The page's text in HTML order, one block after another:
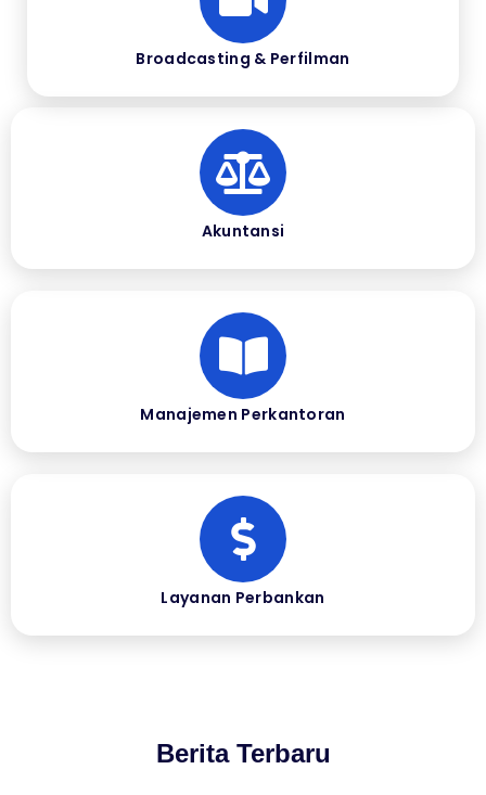
Broadcasting & Perfilman
Akuntansi
Manajemen Perkantoran
Layanan Perbankan
Berita Terbaru